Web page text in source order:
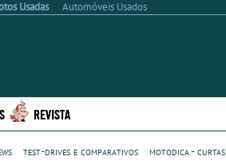
Usadas Automóveis Usados
REVISTA
test-drives e comparativos
motodica - curtas